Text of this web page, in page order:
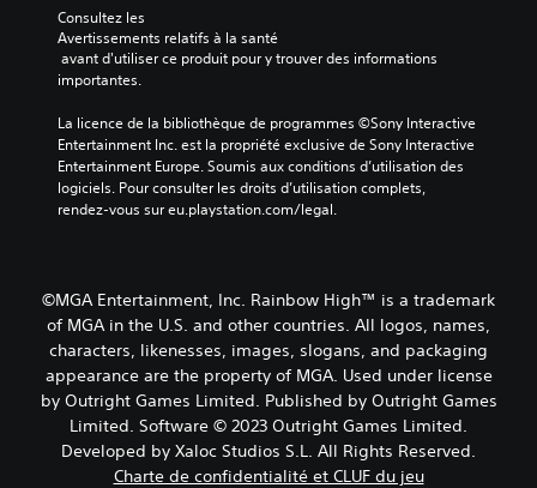
Consultez les
Avertissements relatifs à la santé
importantes.
La licence de la bibliothèque de programmes ©Sony Interactive
Entertainment Inc. est la propriété exclusive de Sony Interactive
Entertainment Europe. Soumis aux conditions d’utilisation des
logiciels. Pour consulter les droits d’utilisation complets,
rendez-vous sur eu.playstation.com/legal.
©MGA Entertainment, Inc. Rainbow High™ is a trademark
of MGA in the U.S. and other countries. All logos, names,
characters, likenesses, images, slogans, and packaging
appearance are the property of MGA. Used under license
by Outright Games Limited. Published by Outright Games
Limited. Software © 2023 Outright Games Limited.
Developed by Xaloc Studios S.L. All Rights Reserved.
Charte de confidentialité et CLUF du jeu